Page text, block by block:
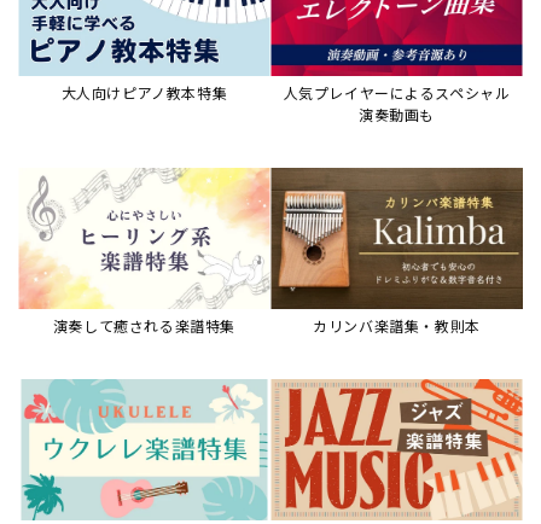
大人向けピアノ教本特集
人気プレイヤーによるスペシャル
演奏動画も
演奏して癒される楽譜特集 カリンバ楽譜集・教則本